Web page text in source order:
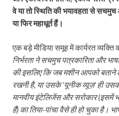
वे या तो स्थिति की भयावहता से
या फिर महाधूर्त हैं।
एक बड़े मीडिया समूह में कार्यरत व्यक्ति
निर्भरता ने सचमुच पत्रकारिता और
की इसलिए कि जब मशीन आपको बताने
रखनी है, या उसके ‘यूनीक व्यूज़’ ही
मानवीय इंटेलिजेंस और सरोकार (इसमें
हैं) का तिया-पांचा वैसे ही हो चुका है।